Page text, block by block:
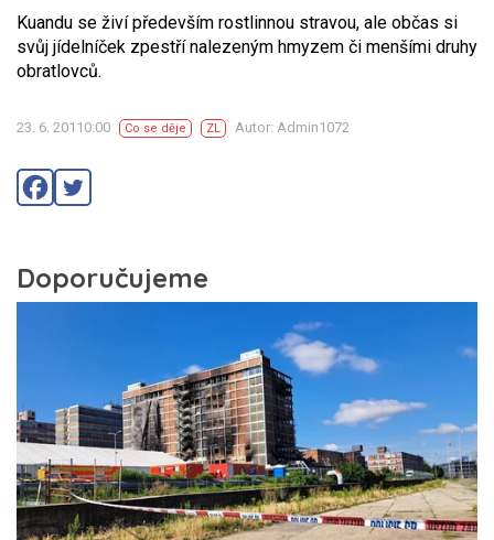
Kuandu se živí především rostlinnou stravou, ale občas si
svůj jídelníček zpestří nalezeným hmyzem či menšími druhy
obratlovců.
23. 6. 20110:00 Co se děje ZL Autor: Admin1072